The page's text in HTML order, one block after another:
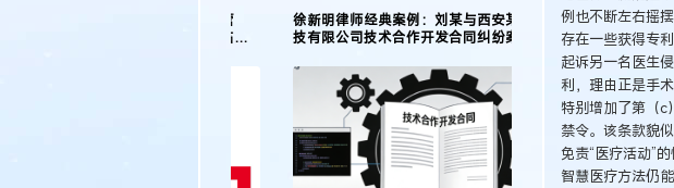
传统文化 更多 >>
徐新明律师经典案例：刘某与西安某生物科
技有限公司技术合作开发合同纠纷案
例也不断左右摇
存在一些获得专
起诉另一名医生
利，理由正是手
特别增加了第（c
禁令。该条款貌
免责“医疗活动”
智慧医疗方法仍